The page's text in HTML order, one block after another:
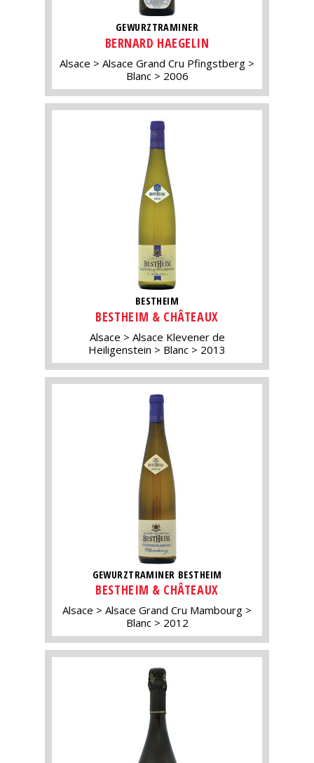
GEWURZTRAMINER
BERNARD HAEGELIN
Alsace
Alsace Grand Cru Pfingstberg
Blanc
2006
BESTHEIM
BESTHEIM & CHÂTEAUX
Alsace
Alsace Klevener de
Heiligenstein
Blanc 2013
GEWURZTRAMINER BESTHEIM
BESTHEIM & CHÂTEAUX
Alsace
Alsace Grand Cru Mambourg
Blanc
2012